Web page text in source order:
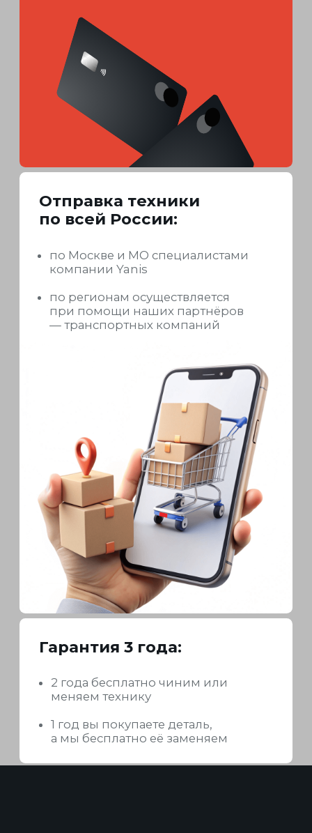
Поможем подобрать
газонокосилку
Перейти в каталог
Звонок по телефону
WhatsApp
Viber
Я соглашаюсь на обработку персональных
данных в соответствии с согласиеми
политикой конфиденциальности
Проконсультироваться
Заполните форму,
мы свяжемся для
консультации
+7 800 302 56 48
+7 (495) 648 56 48
shop@yanis.ru